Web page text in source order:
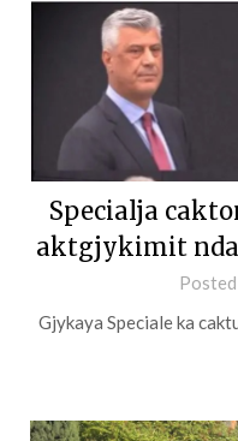
Specialja
aktgjykimit
Gjykaya Speciale ka